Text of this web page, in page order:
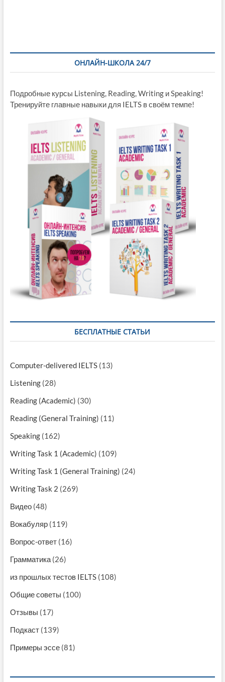
ОНЛАЙН-ШКОЛА 24/7
Подробные курсы Listening, Reading, Writing и Speaking!
Тренируйте главные навыки для IELTS в своём темпе!
БЕСПЛАТНЫЕ СТАТЬИ
Computer-delivered IELTS(13)
Listening(28)
Reading (Academic) (30)
Reading (General Training) (11)
Speaking(162)
Writing Task 1 (Academic) (109)
Writing Task 1 (General Training) (24)
Writing Task 2 (269)
Видео(48)
Вокабуляр(119)
Вопрос-ответ(16)
Грамматика(26)
из прошлых тестов IELTS(108)
Общие советы (100)
Отзывы (17)
Подкаст(139)
Примеры эссе(81)